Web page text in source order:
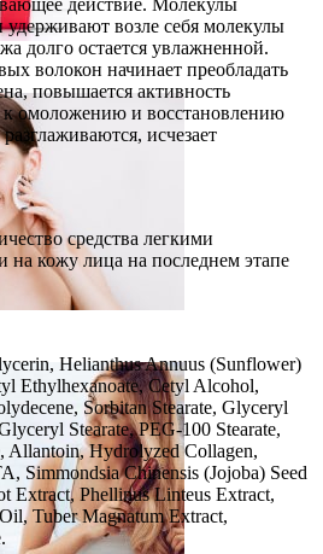
действие. Молекулы
удерживают возле себя молекулы
долго остается увлажненной.
волокон начинает преобладать
повышается активность
к омоложению и восстановлению
исчезает
средства легкими
кожу лица на последнем этапе
Helianthus Annuus (Sunflower)
Ethylhexanoate, Cetyl Alcohol,
Sorbitan Stearate, Glyceryl
Stearate, PEG-100 Stearate,
Allantoin, Hydrolyzed Collagen,
Simmondsia Chinensis (Jojoba) Seed
Extract, Phellinus Linteus Extract,
Tuber Magnatum Extract,